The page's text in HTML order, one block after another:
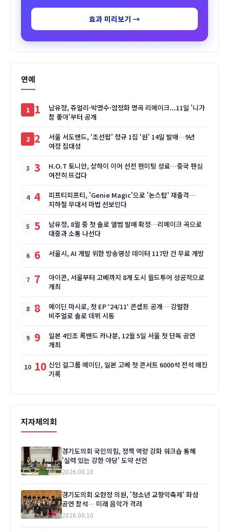
효과 미리보기 →
연예
1
남유정, 쥬얼리·박명수·엄정화 명곡 리메이크...11일 '니가
참 좋아'부터 공개
2
서울 서도밴드, ‘조선팝’ 정규 1집 ‘원’ 14일 발매…9년
여정 집대성
3
H.O.T 토니안, 상하이 이어 선전 팬미팅 성료…중국 팬심
여전히 뜨겁다
4
피프티피프티, 'Genie Magic'으로 '논스탑' 재출격…
지하철 무대서 마법 선보인다
5
남유정, 8월 중 첫 솔로 앨범 발매 확정…리메이크 곡으로
대중과 소통 나선다
6 서울시, AI 개발 위한 방송영상 데이터 117만 건 무료 개방
7
아이콘, 서울부터 고베까지 8개 도시 월드투어 성공적으로
개최
8
메이딘 마시로, 첫 EP '24/11' 콘셉트 공개… 강렬한
비주얼로 솔로 데뷔 시동
9
일본 4인조 록밴드 카나분, 12월 5일 서울 첫 단독 공연
개최
10 신인 걸그룹 메이딘, 일본 고베 첫 콘서트 6000석 전석 매진
기록
지자체의회
경기도의회 국민의힘, 정책 역량 강화 워크숍 통해
'실력 있는 강한 야당' 도약 선언
2026.08.10
경기도의회 오현정 의원, '청소년 교향악축제' 화성
공연 참석… 미래 음악가 격려
2026.08.10